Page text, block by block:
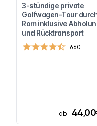
3-stündige private
Golfwagen-Tour
Rom inklusive
und Rücktransport
660
ab